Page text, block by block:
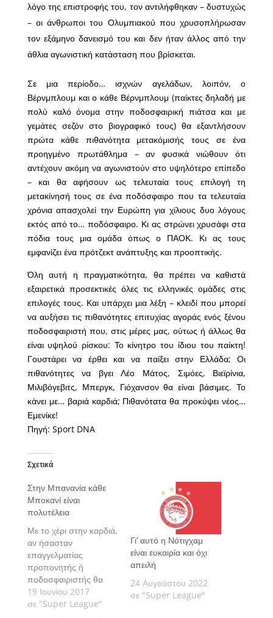
λόγο της επιστροφής του, τον αντιλήφθηκαν – δυστυχώς
– οι άνθρωποι του Ολυμπιακού που χρυσοπλήρωσαν
τον εξάμηνο δανεισμό του και δεν ήταν άλλος από την
άθλια αγωνιστική κατάσταση που βρίσκεται.
Σε μια περίοδο… ισχνών αγελάδων, λοιπόν, ο
Βέρνμπλουμ και ο κάθε Βέρνμπλουμ (παίκτες δηλαδή με
πολύ καλό όνομα στην ποδοσφαιρική πιάτσα και με
γεμάτες σεζόν στο βιογραφικό τους) θα εξαντλήσουν
πρώτα κάθε πιθανότητα μετακόμισής τους σε ένα
προηγμένο πρωτάθλημα – αν φυσικά νιώθουν ότι
αντέχουν ακόμη να αγωνιστούν στο υψηλότερο επίπεδο
– και θα αφήσουν ως τελευταία τους επιλογή τη
μετακίνησή τους σε ένα ποδόσφαιρο που τα τελευταία
χρόνια απασχολεί την Ευρώπη για χίλιους δυο λόγους
εκτός από το… ποδόσφαιρο. Κι ας στρώνει χρυσάφι στα
πόδια τους μια ομάδα όπως ο ΠΑΟΚ. Κι ας τους
εμφανίζει ένα πρότζεκτ ανάπτυξης και προοπτικής.
Όλη αυτή η πραγματικότητα, θα πρέπει να καθιστά
εξαιρετικά προσεκτικές όλες τις ελληνικές ομάδες στις
επιλογές τους. Και υπάρχει μια λέξη – κλειδί που μπορεί
να αυξήσει τις πιθανότητες επιτυχίας αγοράς ενός ξένου
ποδοσφαιριστή που, στις μέρες μας, ούτως ή άλλως θα
είναι υψηλού ρίσκου: Το κίνητρο του ίδιου του παίκτη!
Γουστάρει να έρθει και να παίξει στην Ελλάδα; Οι
πιθανότητες να βγει Λέο Μάτος, Σιμόες, Βιεϊρίνια,
Μιλιβόγεβιτς, Μπεργκ, Γιόχανσον θα είναι βάσιμες. Το
κάνει με… βαριά καρδιά; Πιθανότατα θα προκύψει νέος…
Εμενίκε!
Πηγή: Sport DNA
Σχετικά
Στην Μπανανία κάθε
Μποκανί είναι
πολυτέλεια
Με το χέρι στην καρδιά,
αν ήσασταν
επαγγελματίας
προπονητής ή
ποδοσφαιριστής θα
επιλέγατε την Ελλάδα
για να συνεχίσετε την
19 Ιουνίου 2017
σε "Super League"
Γι’ αυτό η Νότιγχαμ
είναι ευκαιρία και όχι
απειλή
24 Αυγούστου 2022
σε "Super League"